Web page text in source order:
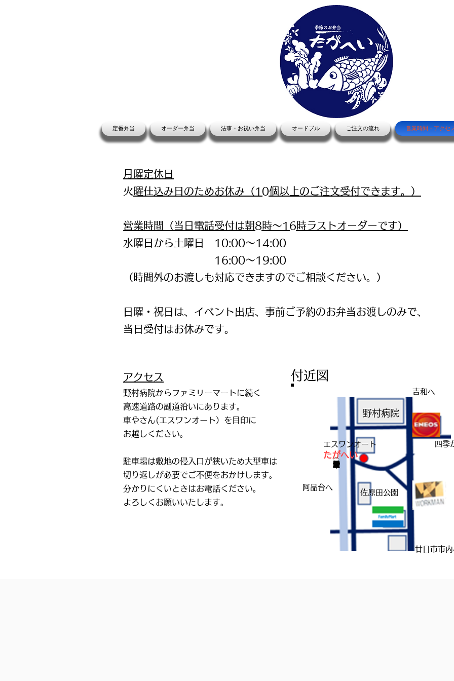
定番弁当 オーダー弁当 法事・お祝い弁当 オードブル ご注文の流れ 営業時間・アクセ
月曜定休日
​火曜仕込み日のためお休み（10個以上のご注文受付できます。）
営業時間（当日電話受付は朝8時～16時ラストオーダーです）
水曜日から土曜日 10:00～14:00
16:00～19:00
（時間外のお渡しも対応できますのでご相談ください。）
日曜・祝日は、イベント出店、事前ご予約のお弁当お渡しのみで、
当日受付はお休みです。
アクセス
​野村病院からファミリーマートに続く
高速道路の副道沿いにあります。
車やさん(エスワンオート）を目印に
お越しください。
駐車場は敷地の侵入口が狭いため大型車は
切り返しが必要でご不便をおかけします。
分かりにくいときはお電話ください。
​よろしくお願いいたします。
​付近図
四季
​吉和へ
​野村病院
​エスワンオート
たがへい
​佐原田公園
廿日市市
​阿品台へ